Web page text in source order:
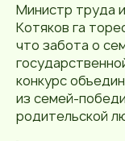
Министр труда
Котяков га
что забота о
конкурс
из семей-
родительской